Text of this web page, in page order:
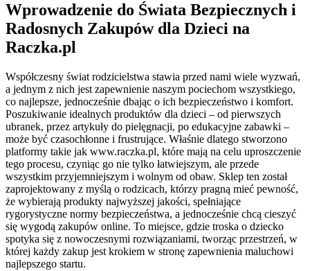
Wprowadzenie do Świata Bezpiecznych i
Radosnych Zakupów dla Dzieci na
Raczka.pl
Współczesny świat rodzicielstwa stawia przed nami wiele wyzwań,
a jednym z nich jest zapewnienie naszym pociechom wszystkiego,
co najlepsze, jednocześnie dbając o ich bezpieczeństwo i komfort.
Poszukiwanie idealnych produktów dla dzieci – od pierwszych
ubranek, przez artykuły do pielęgnacji, po edukacyjne zabawki –
może być czasochłonne i frustrujące. Właśnie dlatego stworzono
platformy takie jak www.raczka.pl, które mają na celu uproszczenie
tego procesu, czyniąc go nie tylko łatwiejszym, ale przede
wszystkim przyjemniejszym i wolnym od obaw. Sklep ten został
zaprojektowany z myślą o rodzicach, którzy pragną mieć pewność,
że wybierają produkty najwyższej jakości, spełniające
rygorystyczne normy bezpieczeństwa, a jednocześnie chcą cieszyć
się wygodą zakupów online. To miejsce, gdzie troska o dziecko
spotyka się z nowoczesnymi rozwiązaniami, tworząc przestrzeń, w
której każdy zakup jest krokiem w stronę zapewnienia maluchowi
najlepszego startu.